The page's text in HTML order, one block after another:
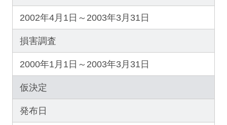
2002年4月1日～2003年3月31日
損害調査
2000年1月1日～2003年3月31日
仮決定
発布日